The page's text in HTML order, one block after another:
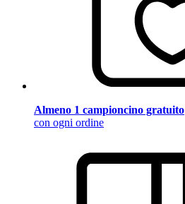
Almeno 1 campioncino gratuito
con ogni ordine